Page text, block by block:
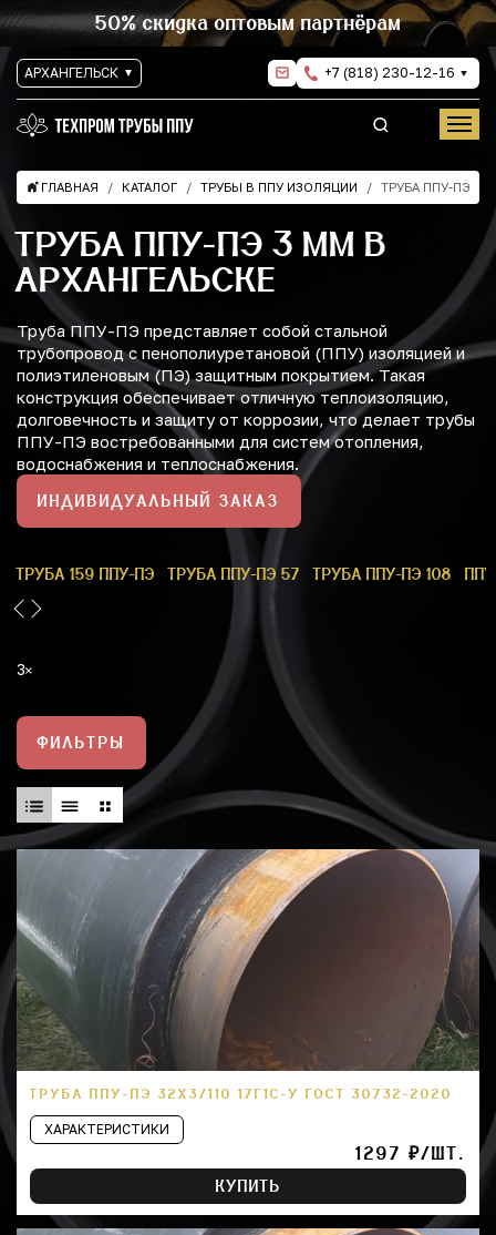
50% скидка оптовым партнёрам
АРХАНГЕЛЬСК +7 (818) 230-12-16
ГЛАВНАЯ КАТАЛОГ ТРУБЫ В ППУ ИЗОЛЯЦИИ ТРУБА ППУ-ПЭ
ТРУБА ППУ-ПЭ 3 ММ В
АРХАНГЕЛЬСКЕ
Труба ППУ-ПЭ представляет собой стальной
трубопровод с пенополиуретановой (ППУ) изоляцией и
полиэтиленовым (ПЭ) защитным покрытием. Такая
конструкция обеспечивает отличную теплоизоляцию,
долговечность и защиту от коррозии, что делает трубы
ППУ-ПЭ востребованными для систем отопления,
водоснабжения и теплоснабжения.
ИНДИВИДУАЛЬНЫЙ ЗАКАЗ
ТРУБА 159 ППУ-ПЭ ТРУБА ППУ-ПЭ 57 ТРУБА ППУ-ПЭ 108
3
ФИЛЬТРЫ
ТРУБА ППУ-ПЭ 32Х3/110 17Г1С-У ГОСТ 30732-2020
ХАРАКТЕРИСТИКИ
1297 ₽/ШТ.
КУПИТЬ